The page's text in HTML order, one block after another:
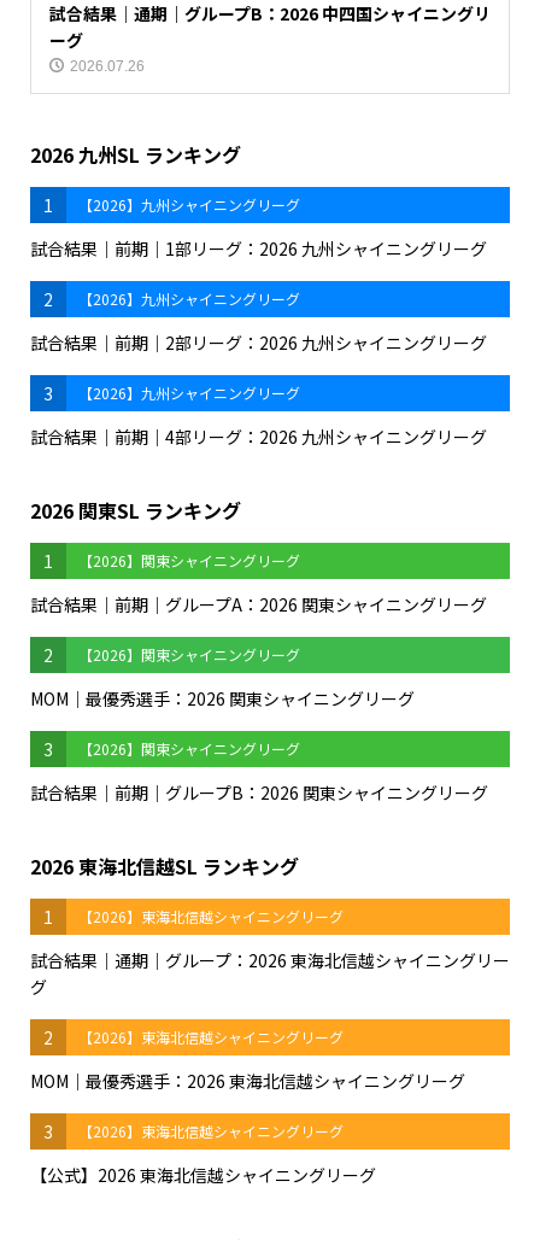
試合結果｜通期｜グループB：2026 中四国シャイニングリ
ーグ
2026.07.26
2026 九州SL ランキング
1 【2026】九州シャイニングリーグ
試合結果｜前期｜1部リーグ：2026 九州シャイニングリーグ
2 【2026】九州シャイニングリーグ
試合結果｜前期｜2部リーグ：2026 九州シャイニングリーグ
3 【2026】九州シャイニングリーグ
試合結果｜前期｜4部リーグ：2026 九州シャイニングリーグ
2026 関東SL ランキング
1 【2026】関東シャイニングリーグ
試合結果｜前期｜グループA：2026 関東シャイニングリーグ
2 【2026】関東シャイニングリーグ
MOM｜最優秀選手：2026 関東シャイニングリーグ
3 【2026】関東シャイニングリーグ
試合結果｜前期｜グループB：2026 関東シャイニングリーグ
2026 東海北信越SL ランキング
1 【2026】東海北信越シャイニングリーグ
試合結果｜通期｜グループ：2026 東海北信越シャイニングリー
グ
2 【2026】東海北信越シャイニングリーグ
MOM｜最優秀選手：2026 東海北信越シャイニングリーグ
3 【2026】東海北信越シャイニングリーグ
【公式】2026 東海北信越シャイニングリーグ